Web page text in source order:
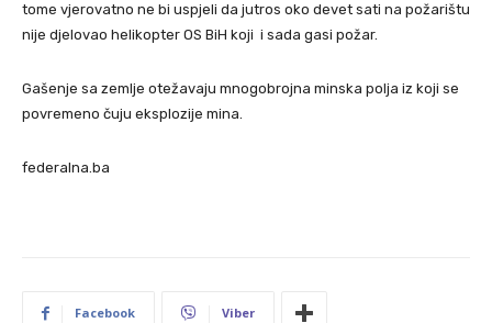
tome vjerovatno ne bi uspjeli da jutros oko devet sati na požarištu
nije djelovao helikopter OS BiH koji i sada gasi požar.
Gašenje sa zemlje otežavaju mnogobrojna minska polja iz koji se
povremeno čuju eksplozije mina.
federalna.ba
Facebook Viber